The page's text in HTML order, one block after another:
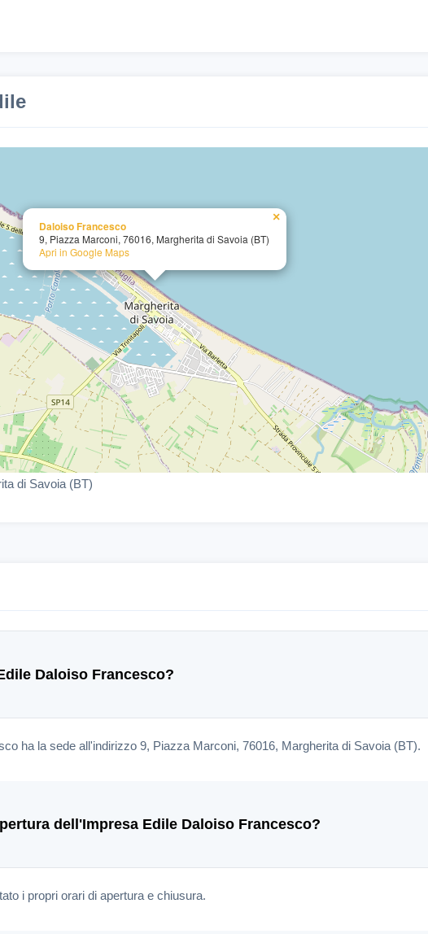
Daloiso Francesco
9, Piazza Marconi, 76016, Margherita di Savoia (BT)
Apri in Google Maps
×
di Savoia (BT)
Daloiso Francesco?
ha la sede all'indirizzo 9, Piazza Marconi, 76016, Margherita di Savoia (BT).
dell'Impresa Edile Daloiso Francesco?
i propri orari di apertura e chiusura.